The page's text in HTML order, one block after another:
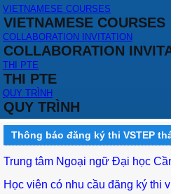
VIETNAMESE COURSES
VIETNAMESE COURSES
COLLABORATION INVITATION
COLLABORATION
THI PTE
THI PTE
QUY TRÌNH
QUY TRÌNH
Thông báo đăng ký thi VSTEP
Trung tâm Ngoại ngữ Đại học
Học viên có nhu cầu đăng ký thi